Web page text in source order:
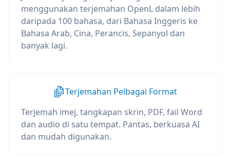
menggunakan terjemahan OpenL dalam lebih
daripada 100 bahasa, dari Bahasa Inggeris ke
Bahasa Arab, Cina, Perancis, Sepanyol dan
banyak lagi.
Terjemahan Pelbagai Format
Terjemah imej, tangkapan skrin, PDF, fail Word
dan audio di satu tempat. Pantas, berkuasa AI
dan mudah digunakan.